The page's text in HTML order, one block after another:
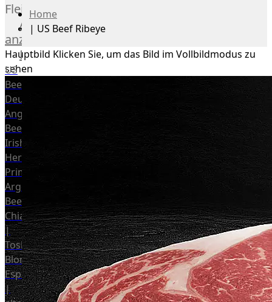
Fleisch
Alle
anzeigen
Rind
US
Beef
Deutsches
Angus
Beef
Irish
Hereford
Prime
Argentina
Beef
Chianina
|
Toskana
Blonda
Espanola
|
Home
| US Beef Ribeye
Hauptbild Klicken Sie, um das Bild im Vollbildmodus zu
sehen